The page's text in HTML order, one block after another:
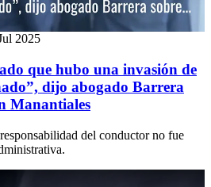
2025
que hubo una invasión de
dijo abogado Barrera
Manantiales
del conductor no fue